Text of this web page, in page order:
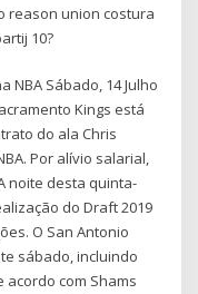
reason union costura
10?
NBA Sábado, 14 Julho
Kings está
do ala Chris
Por alívio salarial,
noite desta quinta-
do Draft 2019
O San Antonio
sábado, incluindo
acordo com Shams